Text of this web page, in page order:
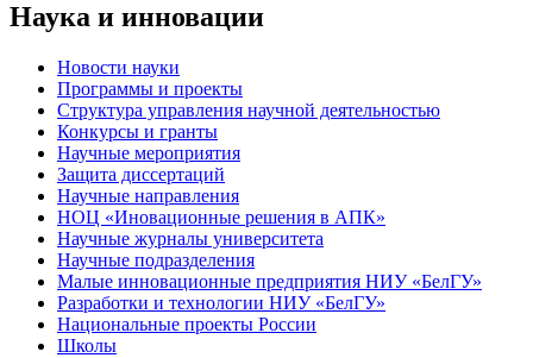
Наука и инновации
Новости науки
Программы и проекты
Структура управления научной деятельностью
Конкурсы и гранты
Научные мероприятия
Защита диссертаций
Научные направления
НОЦ «Иновационные решения в АПК»
Научные журналы университета
Научные подразделения
Малые инновационные предприятия НИУ «БелГУ»
Разработки и технологии НИУ «БелГУ»
Национальные проекты России
Школы